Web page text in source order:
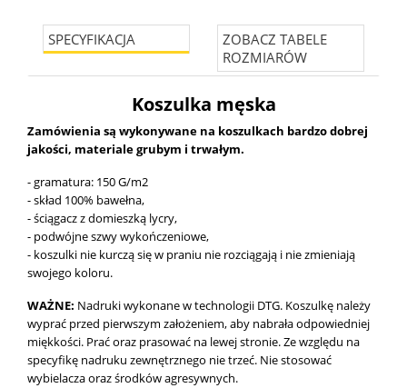
SPECYFIKACJA
ZOBACZ TABELE
ROZMIARÓW
Koszulka męska
Zamówienia są wykonywane na koszulkach bardzo dobrej
jakości, materiale grubym i trwałym.
- gramatura: 150 G/m2
- skład 100% bawełna,
- ściągacz z domieszką lycry,
- podwójne szwy wykończeniowe,
- koszulki nie kurczą się w praniu nie rozciągają i nie zmieniają
swojego koloru.
WAŻNE: Nadruki wykonane w technologii DTG. Koszulkę należy
wyprać przed pierwszym założeniem, aby nabrała odpowiedniej
miękkości. Prać oraz prasować na lewej stronie. Ze względu na
specyfikę nadruku zewnętrznego nie trzeć. Nie stosować
wybielacza oraz środków agresywnych.